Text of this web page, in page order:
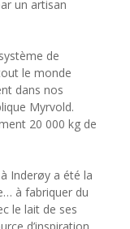
un artisan
de
le monde
dans nos
Myrvold.
20 000 kg de
Inderøy a été la
à fabriquer du
le lait de ses
d’inspiration